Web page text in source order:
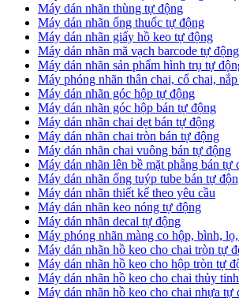
​Máy dán nhãn thùng tự động
Máy dán nhãn ống thuốc tự động
​Máy dán nhãn giấy hồ keo tự động
​Máy dán nhãn mã vạch barcode tự động
​Máy dán nhãn sản phẩm hình trụ tự
Máy phóng nhãn thân chai, cổ chai,
​Máy dán nhãn góc hộp tự động
Máy dán nhãn góc hộp bán tự động
​Máy dán nhãn chai dẹt bán tự động
Máy dán nhãn chai tròn bán tự động
Máy dán nhãn chai vuông bán tự động
Máy dán nhãn lên bề mặt phẵng bán tự
​Máy dán nhãn ống tuýp tube bán tự
Máy dán nhãn thiết kế theo yêu cầu
​Máy dán nhãn keo nóng tự động
Máy dán nhãn decal tự động
Máy phóng nhãn màng co hộp, bình,
Máy dán nhãn hồ keo cho chai tròn tự
Máy dán nhãn hồ keo cho hộp tròn tự
Máy dán nhãn hồ keo cho chai thủy
Máy dán nhãn hồ keo cho chai nhựa tự